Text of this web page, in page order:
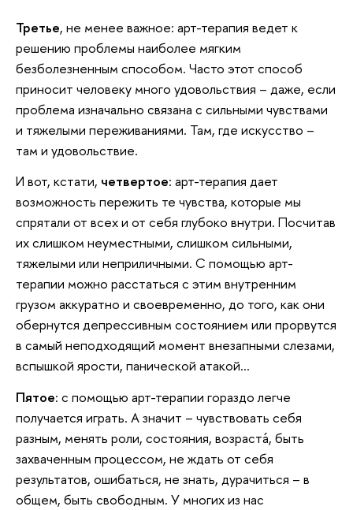
Третье, не менее важное: арт-терапия ведет к
решению проблемы наиболее мягким
безболезненным способом. Часто этот способ
приносит человеку много удовольствия – даже, если
проблема изначально связана с сильными чувствами
и тяжелыми переживаниями. Там, где искусство –
там и удовольствие.
И вот, кстати, четвертое: арт-терапия дает
возможность пережить те чувства, которые мы
спрятали от всех и от себя глубоко внутри. Посчитав
их слишком неуместными, слишком сильными,
тяжелыми или неприличными. С помощью арт-
терапии можно расстаться с этим внутренним
грузом аккуратно и своевременно, до того, как они
обернутся депрессивным состоянием или прорвутся
в самый неподходящий момент внезапными слезами,
вспышкой ярости, панической атакой…
Пятое: с помощью арт-терапии гораздо легче
получается играть. А значит – чувствовать себя
разным, менять роли, состояния, возрастá, быть
захваченным процессом, не ждать от себя
результатов, ошибаться, не знать, дурачиться – в
общем, быть свободным. У многих из нас